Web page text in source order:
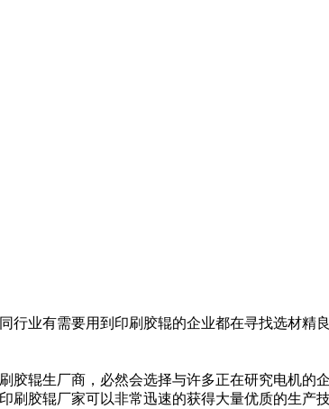
业有需要用到印刷胶辊的企业都在寻找选材精
辊生厂商，必然会选择与许多正在研究电机的
胶辊厂家可以非常迅速的获得大量优质的生产